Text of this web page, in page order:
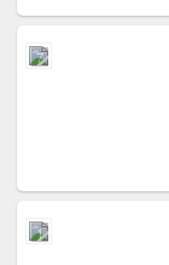
7
1